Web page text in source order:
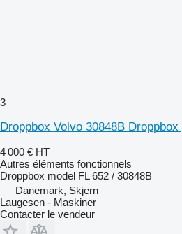
3
Droppbox Volvo 30848B
4 000 € HT
Autres éléments fonctionnels
Droppbox model FL 652 / 30848B
Danemark, Skjern
Laugesen - Maskiner
Contacter le vendeur